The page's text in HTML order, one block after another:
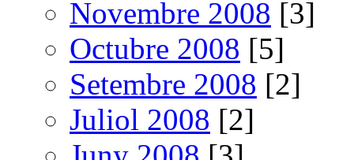
Novembre 2008 [3]
Octubre 2008 [5]
Setembre 2008 [2]
Juliol 2008 [2]